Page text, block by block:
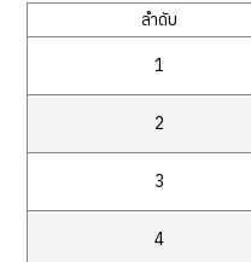
ลำดับ
1
2
3
4